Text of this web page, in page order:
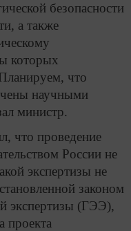
безопасности
а также
которых
что
научными
министр.
что проведение
России не
экспертизы не
законом
экспертизы (ГЭЭ),
проекта